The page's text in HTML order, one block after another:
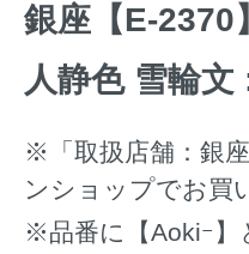
銀座【E-2370
人静色 雪輪
※「取扱店舗：銀
ンショップでお買
※品番に【Aokiｰ】